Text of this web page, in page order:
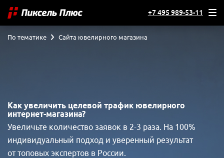
+7 495 989-53-11
Как увеличить целевой трафик ювелирного
интернет-магазина?
Увеличьте количество заявок в 2-3 раза. На 100%
индивидуальный подход и уверенный результат
от топовых экспертов в России.
По тематике Сайта ювелирного магазина